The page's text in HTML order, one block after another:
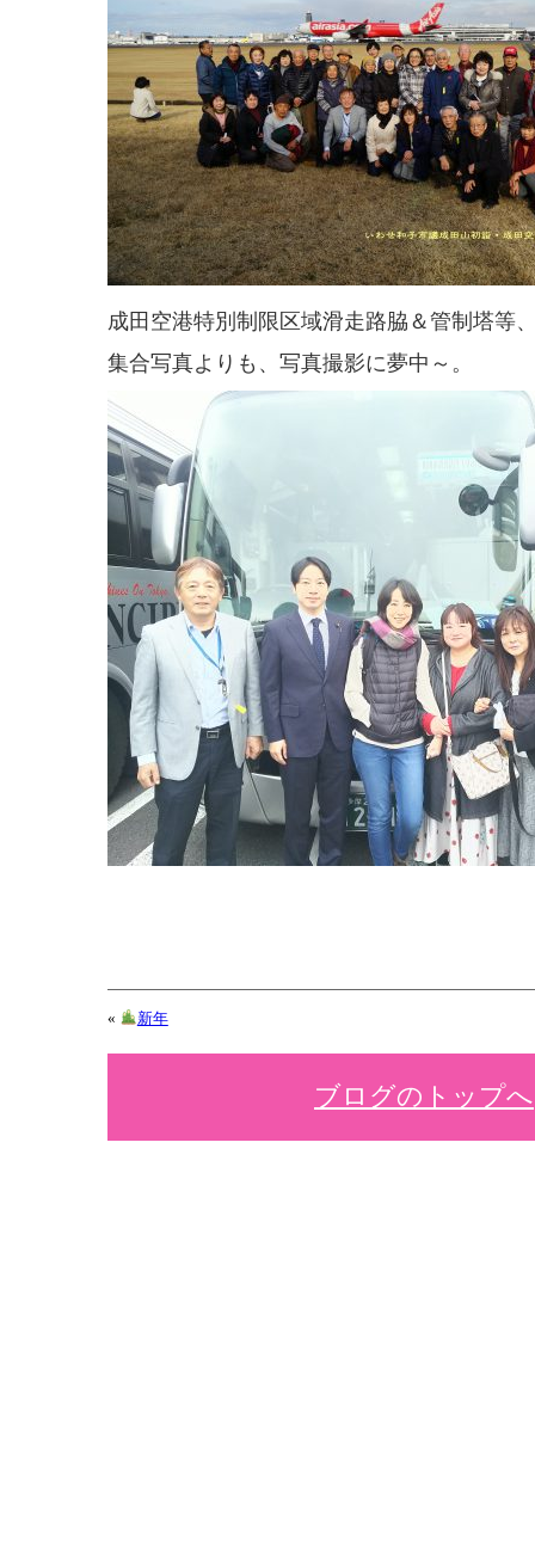
成田空港特別制限区域滑走路脇＆管制塔等
集合写真よりも、写真撮影に夢中～。
« 新年
ブログのトップへ